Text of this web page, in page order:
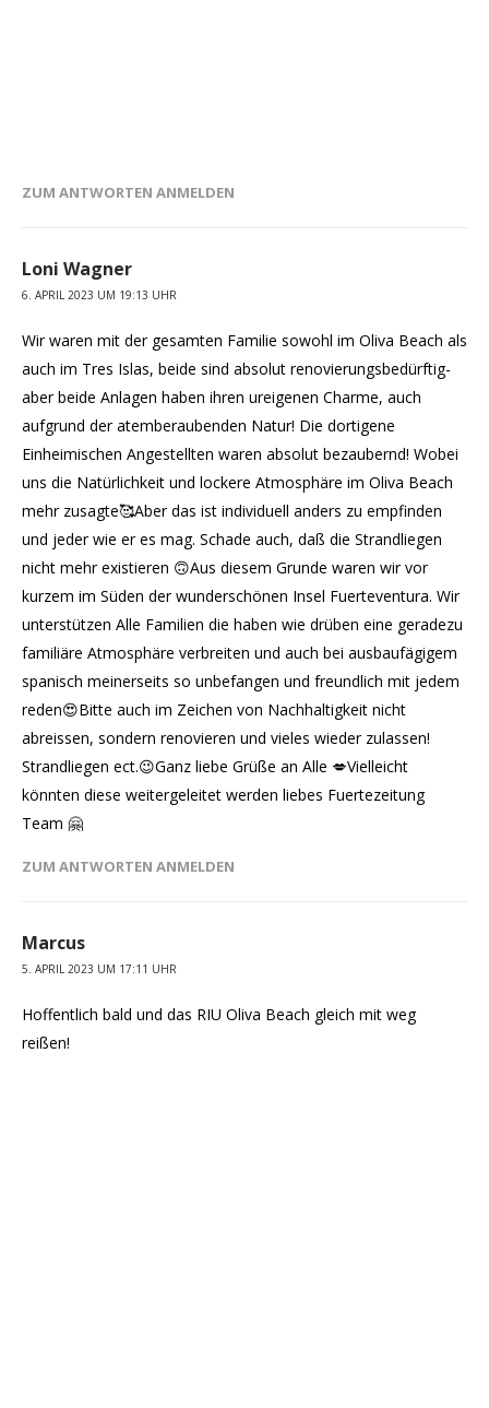
ZUM ANTWORTEN ANMELDEN
Loni Wagner
6. APRIL 2023 UM 19:13 UHR
Wir waren mit der gesamten Familie sowohl im Oliva Beach als
auch im Tres Islas, beide sind absolut renovierungsbedürftig-
aber beide Anlagen haben ihren ureigenen Charme, auch
aufgrund der atemberaubenden Natur! Die dortigene
Einheimischen Angestellten waren absolut bezaubernd! Wobei
uns die Natürlichkeit und lockere Atmosphäre im Oliva Beach
mehr zusagte🥰Aber das ist individuell anders zu empfinden
und jeder wie er es mag. Schade auch, daß die Strandliegen
nicht mehr existieren 🙃Aus diesem Grunde waren wir vor
kurzem im Süden der wunderschönen Insel Fuerteventura. Wir
unterstützen Alle Familien die haben wie drüben eine geradezu
familiäre Atmosphäre verbreiten und auch bei ausbaufägigem
spanisch meinerseits so unbefangen und freundlich mit jedem
reden😍Bitte auch im Zeichen von Nachhaltigkeit nicht
abreissen, sondern renovieren und vieles wieder zulassen!
Strandliegen ect.😉Ganz liebe Grüße an Alle 💋Vielleicht
könnten diese weitergeleitet werden liebes Fuertezeitung
Team 🤗
ZUM ANTWORTEN ANMELDEN
Marcus
5. APRIL 2023 UM 17:11 UHR
Hoffentlich bald und das RIU Oliva Beach gleich mit weg
reißen!